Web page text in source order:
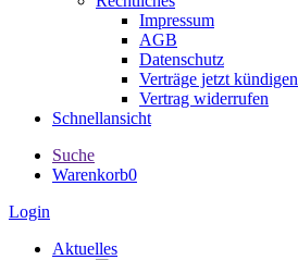
Impressum
AGB
Datenschutz
Verträge jetzt kündigen
Vertrag widerrufen
Schnellansicht
Suche
Warenkorb0
Login
Aktuelles